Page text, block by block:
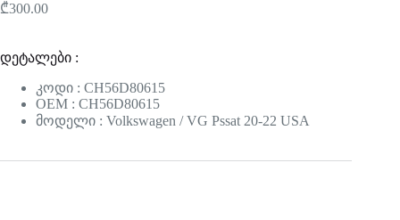
₾300.00
დეტალები :
კოდი : CH56D80615
OEM : CH56D80615
მოდელი : Volkswagen / VG Pssat 20-22 USA